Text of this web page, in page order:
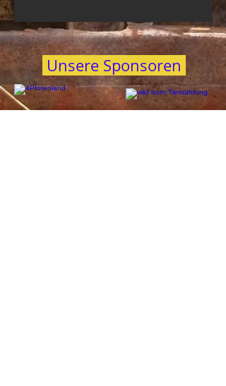
Unsere Sponsoren